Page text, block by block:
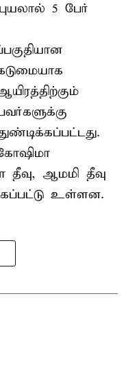
5 பேர்
ஆமமி தீவு
உள்ளன.